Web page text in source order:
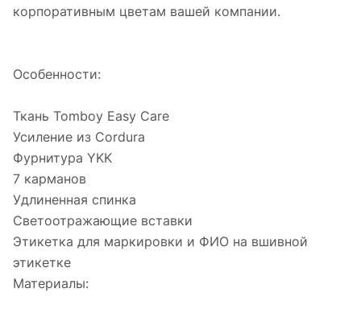
корпоративным цветам вашей компании.
Особенности:
Ткань Tomboy Easy Care
Усиление из Cordura
Фурнитура YKK
7 карманов
Удлиненная спинка
Светоотражающие вставки
Этикетка для маркировки и ФИО на вшивной
этикетке
Материалы: